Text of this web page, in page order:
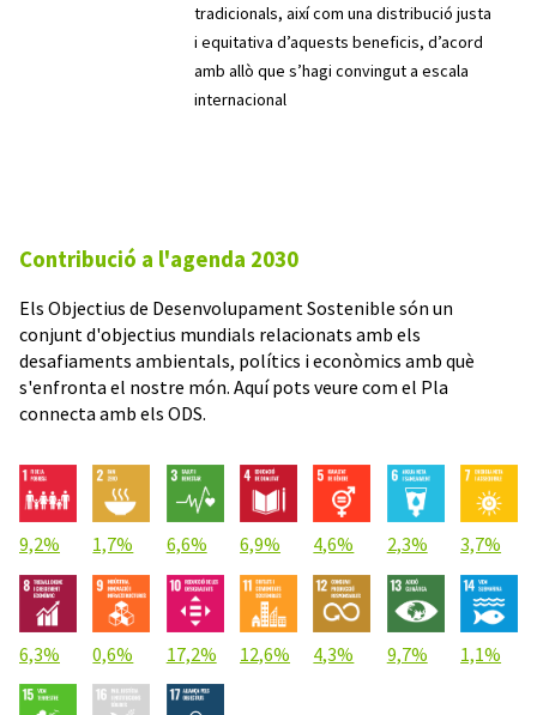
tradicionals, així com una distribució justa
i equitativa d’aquests beneficis, d’acord
amb allò que s’hagi convingut a escala
internacional
Contribució a l'agenda 2030
Els Objectius de Desenvolupament Sostenible són un
conjunt d'objectius mundials relacionats amb els
desafiaments ambientals, polítics i econòmics amb què
s'enfronta el nostre món. Aquí pots veure com el Pla
connecta amb els ODS.
9,2% 1,7% 6,6% 6,9% 4,6% 2,3% 3,7%
6,3% 0,6% 17,2% 12,6% 4,3% 9,7% 1,1%